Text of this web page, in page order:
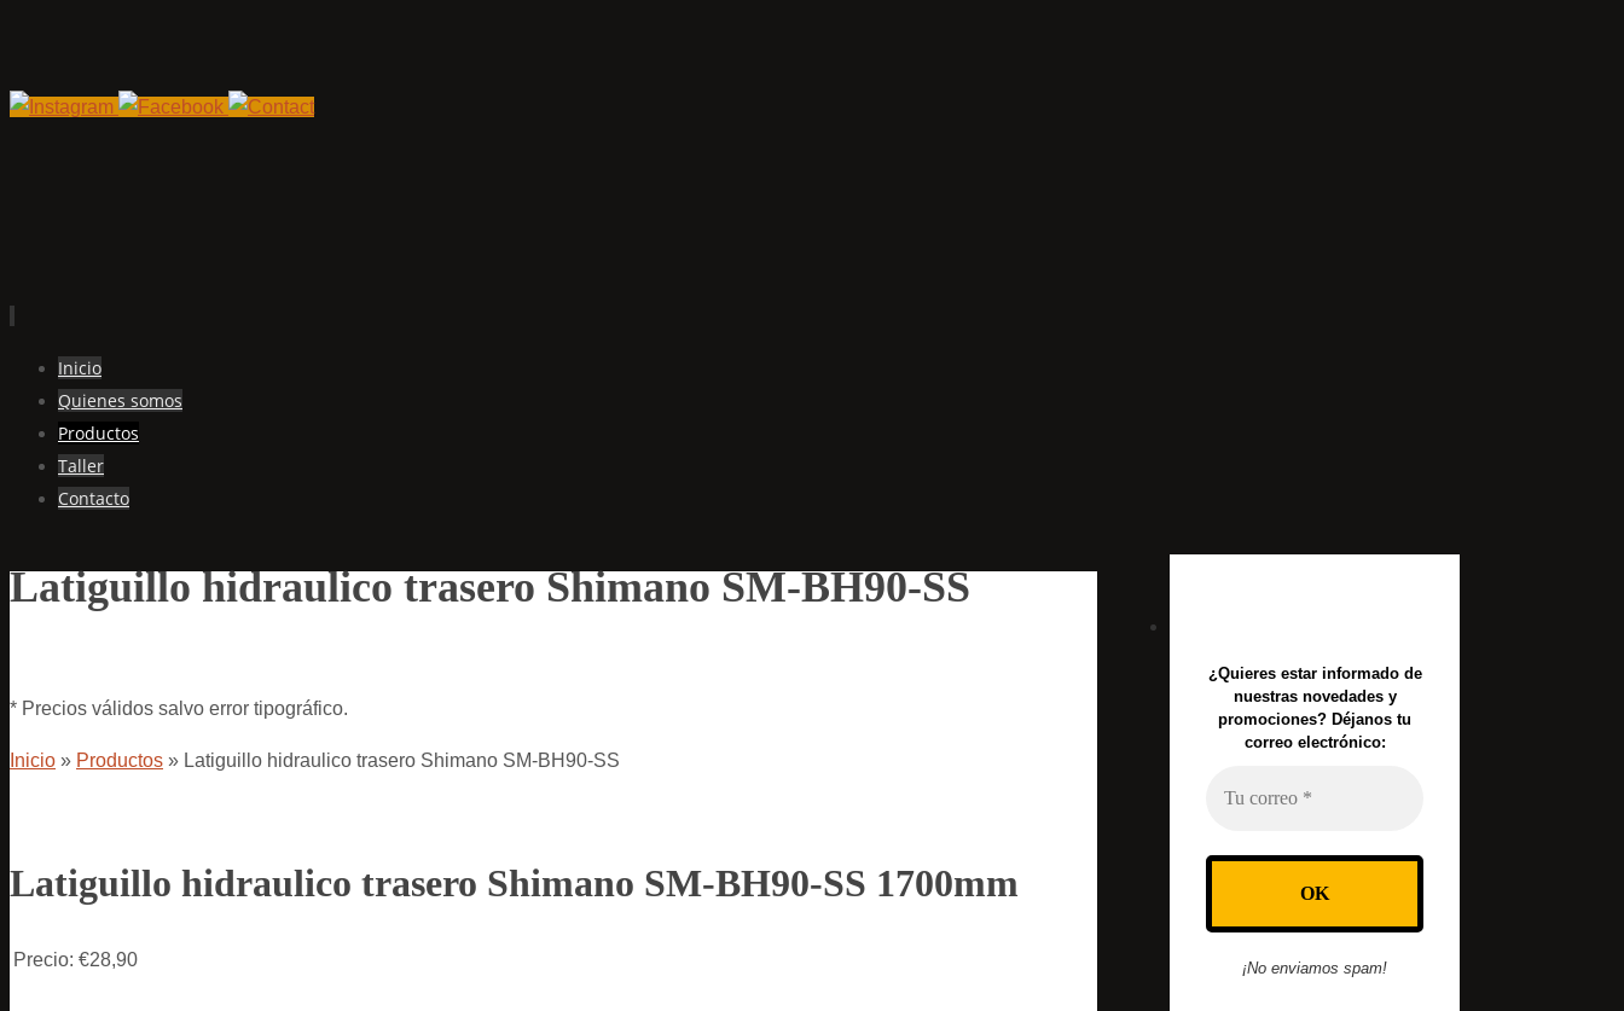
contenido
Inicio
Quienes somos
Productos
Taller
Contacto
Latiguillo hidraulico trasero Shimano SM-BH90-SS
* Precios válidos salvo error tipográfico.
Inicio » Productos » Latiguillo hidraulico trasero Shimano SM-BH90-SS
Latiguillo hidraulico trasero Shimano SM-BH90-SS 1700mm
Precio: €28,90
¿Quieres estar informado de
nuestras novedades y
promociones? Déjanos tu
correo electrónico:
¡No enviamos spam!